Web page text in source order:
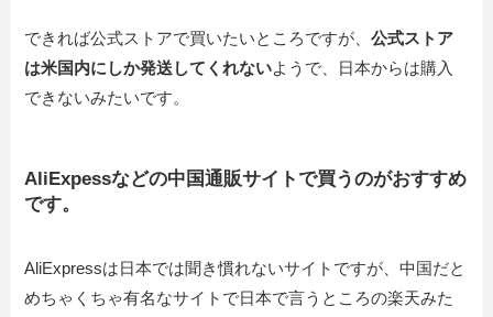
できれば公式ストアで買いたいところですが、公式ストア
は米国内にしか発送してくれないようで、日本からは購入
できないみたいです。
AliExpessなどの中国通販サイトで買うのがおすすめ
です。
AliExpressは日本では聞き慣れないサイトですが、中国だと
めちゃくちゃ有名なサイトで日本で言うところの楽天みた